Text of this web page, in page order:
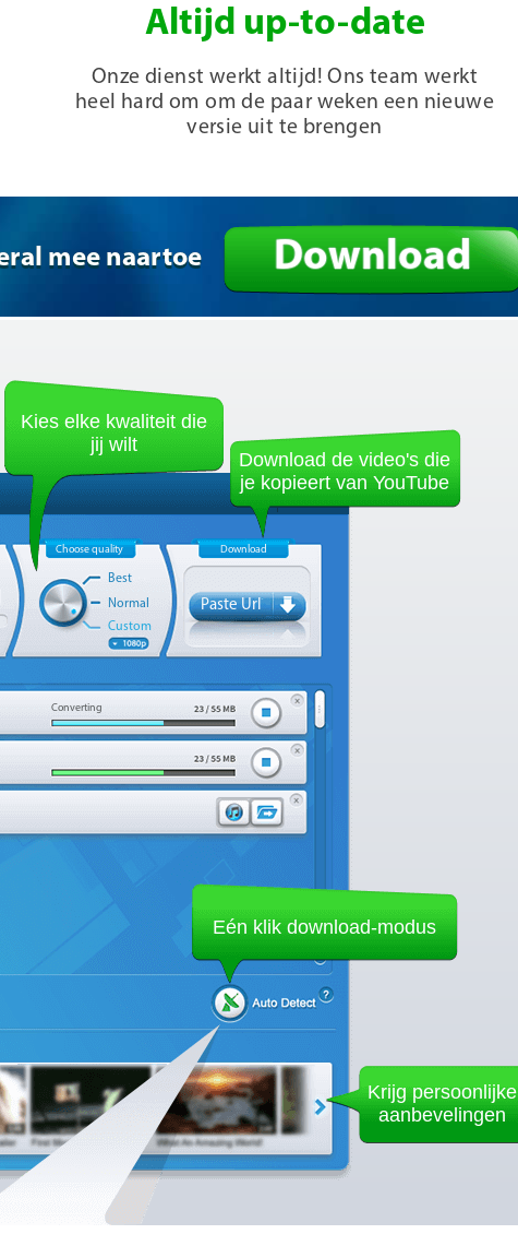
Altijd up-to-date
Onze dienst werkt altijd! Ons team werkt
heel hard om om de paar weken een nieuwe
versie uit te brengen
mee naartoe Download
Choose quality
Best
Normal
Custom
Converting
Download
Paste Url
Kies elke kwaliteit die
jij wilt
Download de video's die
je kopieert van YouTube
Eén klik download-modus
Krijg persoonlijke
aanbevelingen